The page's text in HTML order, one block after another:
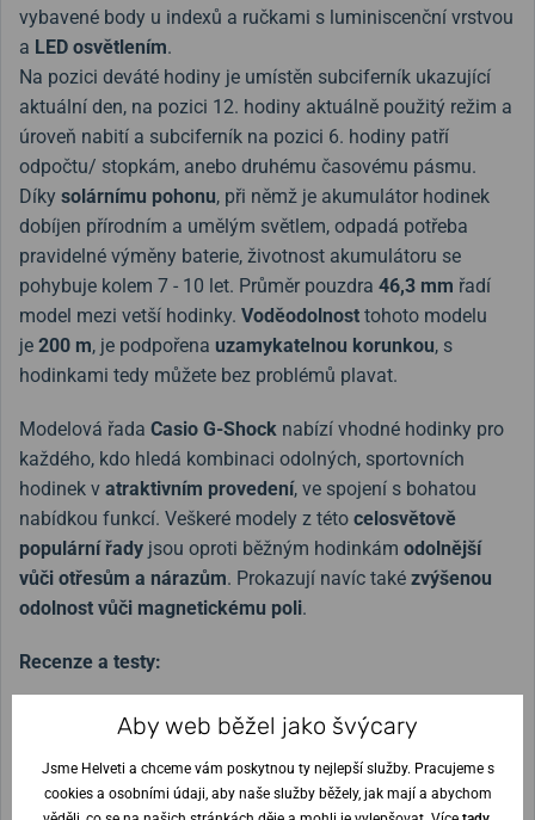
vybavené body u indexů a ručkami s luminiscenční vrstvou
a LED osvětlením.
Na pozici deváté hodiny je umístěn subciferník ukazující
aktuální den, na pozici 12. hodiny aktuálně použitý režim a
úroveň nabití a subciferník na pozici 6. hodiny patří
odpočtu/ stopkám, anebo druhému časovému pásmu.
Díky solárnímu pohonu, při němž je akumulátor hodinek
dobíjen přírodním a umělým světlem, odpadá potřeba
pravidelné výměny baterie, životnost akumulátoru se
pohybuje kolem 7 - 10 let. Průměr pouzdra 46,3 mm řadí
model mezi vetší hodinky. Voděodolnost tohoto modelu
je 200 m, je podpořena uzamykatelnou korunkou, s
hodinkami tedy můžete bez problémů plavat.
Modelová řada Casio G-Shock nabízí vhodné hodinky pro
každého, kdo hledá kombinaci odolných, sportovních
hodinek v atraktivním provedení, ve spojení s bohatou
nabídkou funkcí. Veškeré modely z této celosvětově
populární řady jsou oproti běžným hodinkám odolnější
vůči otřesům a nárazům. Prokazují navíc také zvýšenou
odolnost vůči magnetickému poli.
Recenze a testy:
Velký průvodce nejprodávanější řadou Casio G-Shock
Novinka Casio G-Shock míří do světa klasických
Aby web běžel jako švýcary
Jsme Helveti a chceme vám poskytnou ty nejlepší služby. Pracujeme s
cookies a osobními údaji, aby naše služby běžely, jak mají a abychom